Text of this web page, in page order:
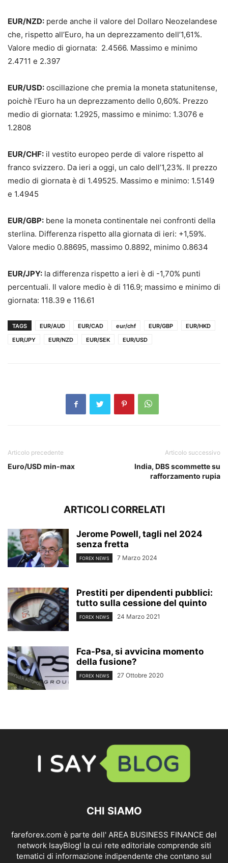
EUR/NZD: perde anche il valore del Dollaro Neozelandese
che, rispetto all’Euro, ha un deprezzamento dell’1,61%.
Valore medio di giornata: 2.4566. Massimo e minimo
2.4711 e 2.397
EUR/USD: oscillazione che premia la moneta statunitense,
poichè l’Euro ha un deprezzamento dello 0,60%. Prezzo
medio di giornata: 1.2925, massimo e minimo: 1.3076 e
1.2808
EUR/CHF: il vestito europeo perde di valore rispetto al
franco svizzero. Da ieri a oggi, un calo dell’1,23%. Il prezzo
medio di giornata è di 1.49525. Massimo e minimo: 1.5149
e 1.4945
EUR/GBP: bene la moneta continentale nei confronti della
sterlina. Differenza rispetto alla giornata di ieri: +1,59%.
Valore medio 0.88695, massimo 0.8892, minimo 0.8634
EUR/JPY: la differenza rispetto a ieri è di -1,70% punti
percentuali. Il valore medio è di 116.9; massimo e minimo di
giornata: 118.39 e 116.61
TAGS EUR/AUD EUR/CAD eur/chf EUR/GBP
EUR/HKD
EUR/JPY
EUR/NZD EUR/SEK EUR/USD
Articolo precedente
Euro/USD min-max
Articolo successivo
India, DBS scommette su
rafforzamento rupia
ARTICOLI CORRELATI
Jerome Powell, tagli nel 2024
senza fretta
FOREX NEWS 7 Marzo 2024
Prestiti per dipendenti pubblici:
tutto sulla cessione del quinto
FOREX NEWS 24 Marzo 2021
Fca-Psa, si avvicina momento
della fusione?
FOREX NEWS 27 Ottobre 2020
CHI SIAMO
fareforex.com è parte dell' AREA BUSINESS FINANCE del
network IsayBlog! la cui rete editoriale comprende siti
tematici di informazione indipendente che contano sul